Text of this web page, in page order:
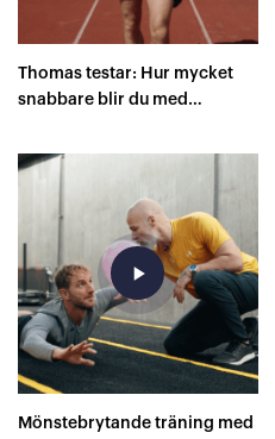
Thomas testar: Hur mycket
snabbare blir du med
play_arrow
Mönstebrytande träning med